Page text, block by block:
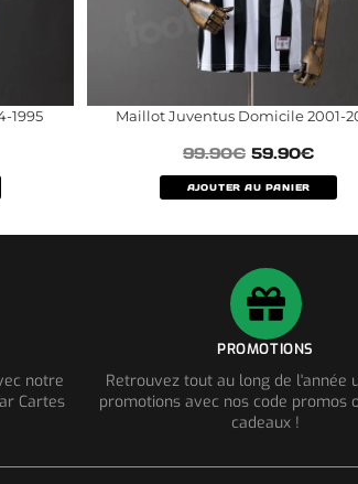
1995 Maillot Juventus Domicile 2001-
99.90€ 59.90€
AJOUTER AU PANIER
notre
Cartes
PROMOTIONS
Retrouvez tout au long de l'année
promotions avec nos code promos
cadeaux !